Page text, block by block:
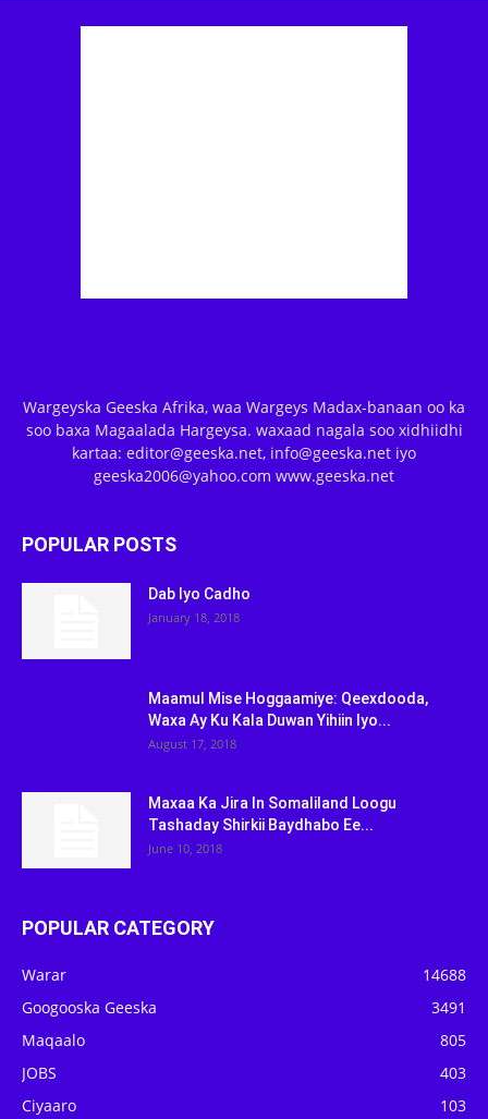
Wargeyska Geeska Afrika, waa Wargeys Madax-banaan oo ka
soo baxa Magaalada Hargeysa. waxaad nagala soo xidhiidhi
kartaa: editor@geeska.net, info@geeska.net iyo
geeska2006@yahoo.com www.geeska.net
POPULAR POSTS
Dab Iyo Cadho
January 18, 2018
Maamul Mise Hoggaamiye: Qeexdooda,
Waxa Ay Ku Kala Duwan Yihiin Iyo...
August 17, 2018
Maxaa Ka Jira In Somaliland Loogu
Tashaday Shirkii Baydhabo Ee...
June 10, 2018
POPULAR CATEGORY
Warar
14688
Googooska Geeska
3491
Maqaalo
805
JOBS
403
Ciyaaro
103